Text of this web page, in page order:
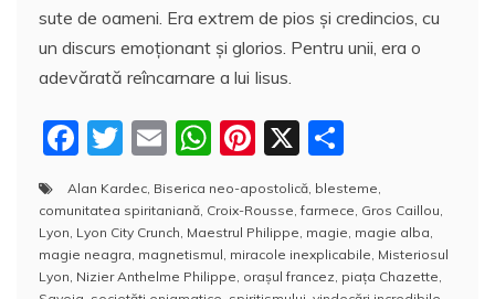
sute de oameni. Era extrem de pios şi credincios, cu
un discurs emoţionant şi glorios. Pentru unii, era o
adevărată reîncarnare a lui Iisus.
F
a
c
e
b
T
w
itt
er
E
m
ai
l
W
at
s
A
Pi
nt
er
e
st
X
a
rt
aj
e
Alan Kardec Biserica neo-apostolică blesteme
comunitatea spiritaniană Croix-Rousse ,farmece Gros Caillou
Lyon Lyon City Crunch Maestrul Philippe magie magie alba
magie neagra magnetismul miracole inexplicabile Misteriosul
Lyon Nizier Anthelme Philippe oraşul francez piaţa Chazette